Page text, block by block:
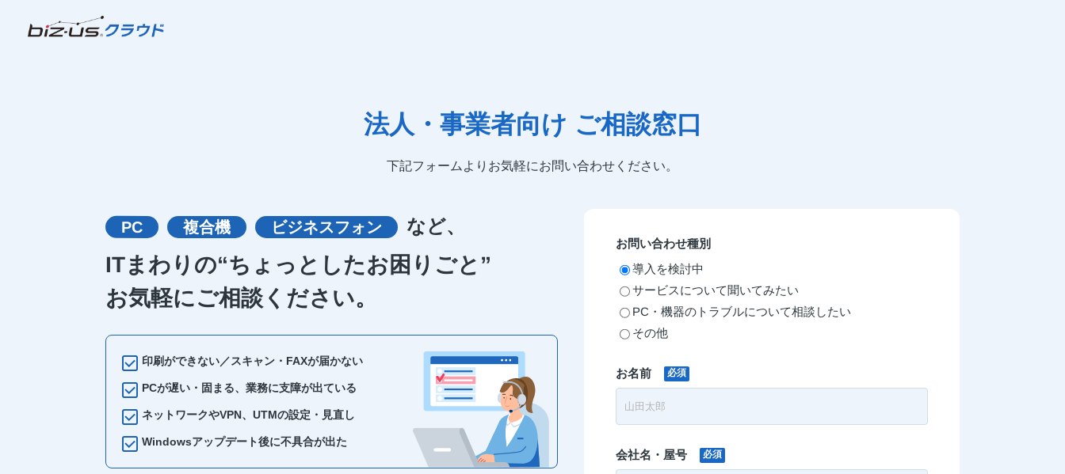
法人・事業者向け ご相談窓口
下記フォームよりお気軽にお問い合わせください。
PC 複合機 ビジネスフォン など、
ITまわりの“ちょっとしたお困りごと”
お気軽にご相談ください。
印刷ができない／スキャン・FAXが届かない
PCが遅い・固まる、業務に支障が出ている
ネットワークやVPN、UTMの設定・見直し
Windowsアップデート後に不具合が出た
お問い合わせ種別
導入を検討中
サービスについて聞いてみたい
PC・機器のトラブルについて相談したい
その他
お名前 必須
会社名・屋号 必須